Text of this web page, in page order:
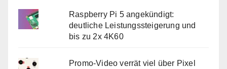
Raspberry Pi 5 angekündigt:
deutliche Leistungssteigerung und
bis zu 2x 4K60
Promo-Video verrät viel über Pixel